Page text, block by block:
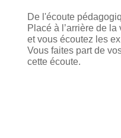
De l'écoute
Placé à l’arrière de
et vous écoutez les
Vous faites part de
cette écoute.